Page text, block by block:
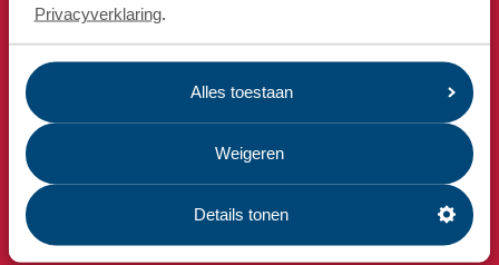
Privacyverklaring.
Alles toestaan
Weigeren
Details tonen
Afspraak milieustraat
Afval aanmelden
Bekijk ook
Nieuws
Emissiecijfers
Omrin Bedrijfsafval
Estafette recyclewinkels
Vacatures